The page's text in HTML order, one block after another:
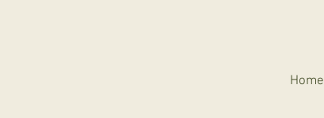
Home